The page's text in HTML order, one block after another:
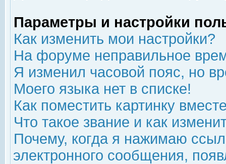
Параметры и настройки
Как изменить мои настройки?
На форуме неправильное
Я изменил часовой пояс, но
Моего языка нет в списке!
Как поместить картинку
Что такое звание и как
Почему, когда я нажимаю
электронного сообщения,